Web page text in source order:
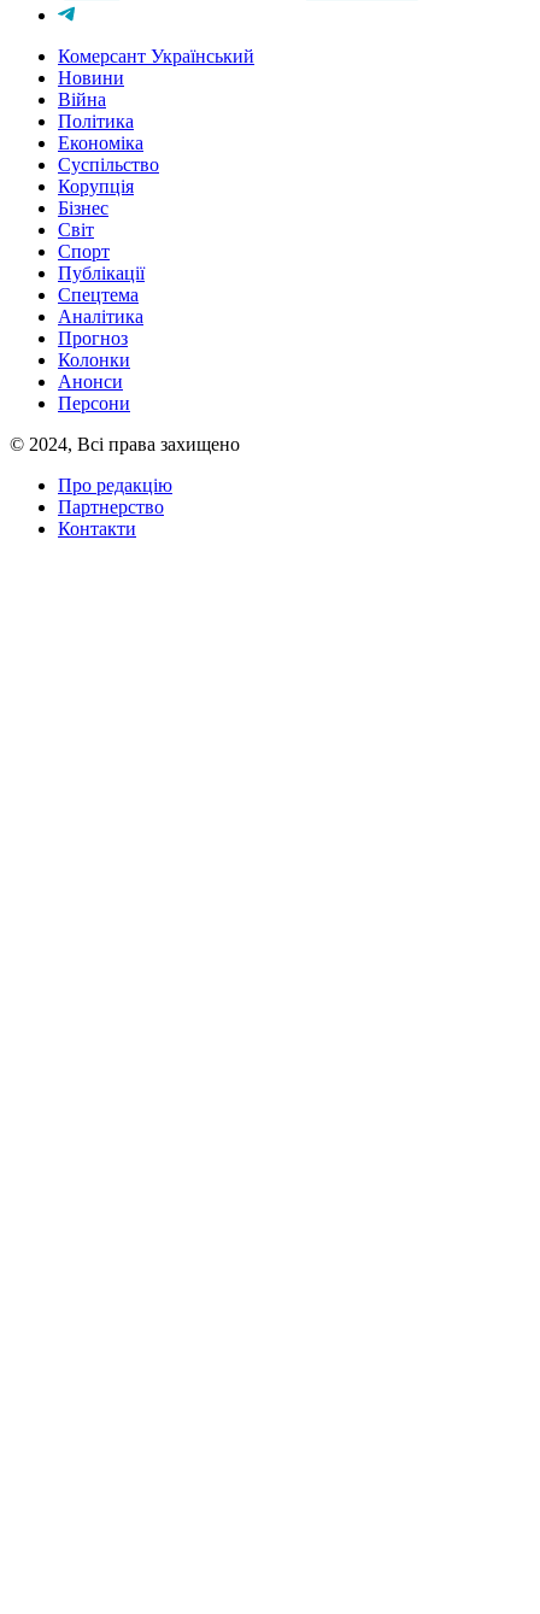
Комерсант Український
Новини
Війна
Політика
Економіка
Суспільство
Корупція
Бізнес
Світ
Спорт
Публікації
Спецтема
Аналітика
Прогноз
Колонки
Анонси
Персони
© 2024, Всі права захищено
Про редакцію
Партнерство
Контакти